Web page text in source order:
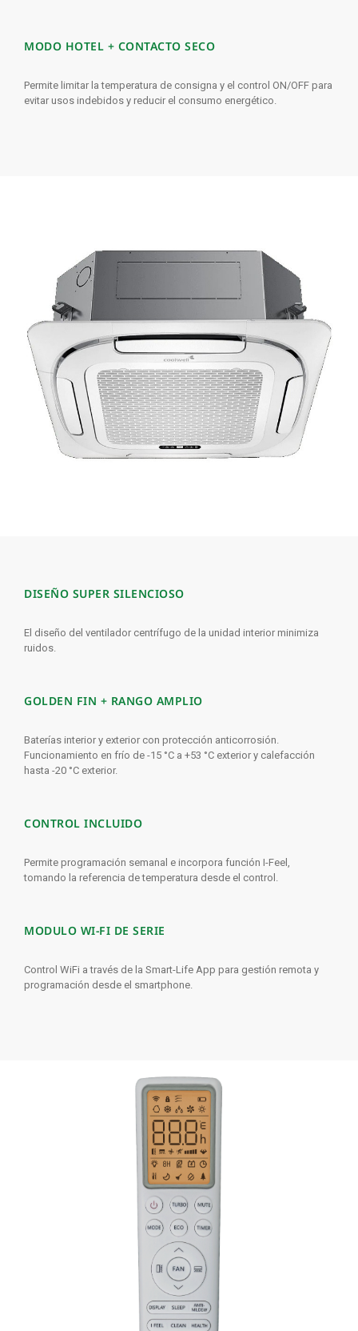
MODO HOTEL + CONTACTO SECO
Permite limitar la temperatura de consigna y el control ON/OFF para
evitar usos indebidos y reducir el consumo energético.
DISEÑO SUPER SILENCIOSO
El diseño del ventilador centrífugo de la unidad interior minimiza
ruidos.
GOLDEN FIN + RANGO AMPLIO
Baterías interior y exterior con protección anticorrosión.
Funcionamiento en frío de -15 °C a +53 °C exterior y calefacción
hasta -20 °C exterior.
CONTROL INCLUIDO
Permite programación semanal e incorpora función I-Feel,
tomando la referencia de temperatura desde el control.
MODULO WI-FI DE SERIE
Control WiFi a través de la Smart-Life App para gestión remota y
programación desde el smartphone.